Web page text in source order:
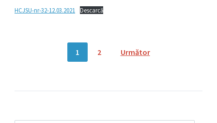
HCJSU-nr-32-12.03.2021 Descarcă
Paginație
1 2 Următor